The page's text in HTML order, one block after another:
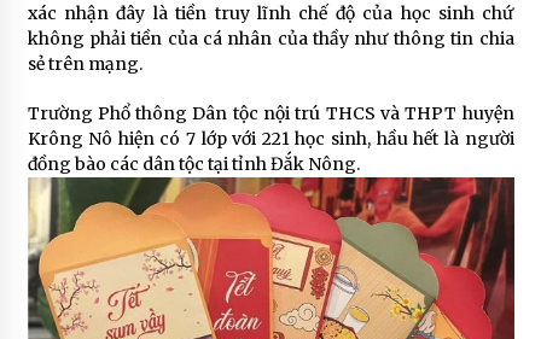
xác nhận đây là tiền truy lĩnh chế độ của học sinh chứ
không phải tiền của cá nhân của thầy như thông tin chia
sẻ trên mạng.
Trường Phổ thông Dân tộc nội trú THCS và THPT huyện
Krông Nô hiện có 7 lớp với 221 học sinh, hầu hết là người
đồng bào các dân tộc tại tỉnh Đắk Nông.